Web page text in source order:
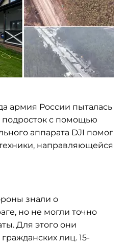
армия России пыталась
подросток с помощью
аппарата DJI помог
направляющейся
знали о
но не могли точно
Для этого они
лиц. 15-